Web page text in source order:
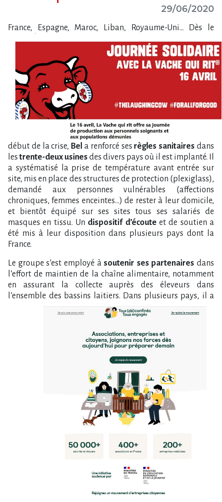
29/06/2020
France, Espagne, Maroc, Liban, Royaume-Uni… Dès le
début de la crise, Bela renforcé ses règles sanitaires dans
les trente-deux usines des divers pays où il est implanté. Il
a systématisé la prise de température avant entrée sur
site, mis en place des structures de protection (plexiglass),
demandé aux personnes vulnérables (affections
chroniques, femmes enceintes…) de rester à leur domicile,
et bientôt équipé sur ses sites tous ses salariés de
masques en tissu. Un dispositif d’écouteet de soutien a
été mis à leur disposition dans plusieurs pays dont la
France.
Le groupe s’est employé àsoutenir ses partenaires dans
l’effort de maintien de la chaîne alimentaire, notamment
en assurant la collecte auprès des éleveurs dans
l’ensemble des bassins laitiers. Dans plusieurs pays, il a